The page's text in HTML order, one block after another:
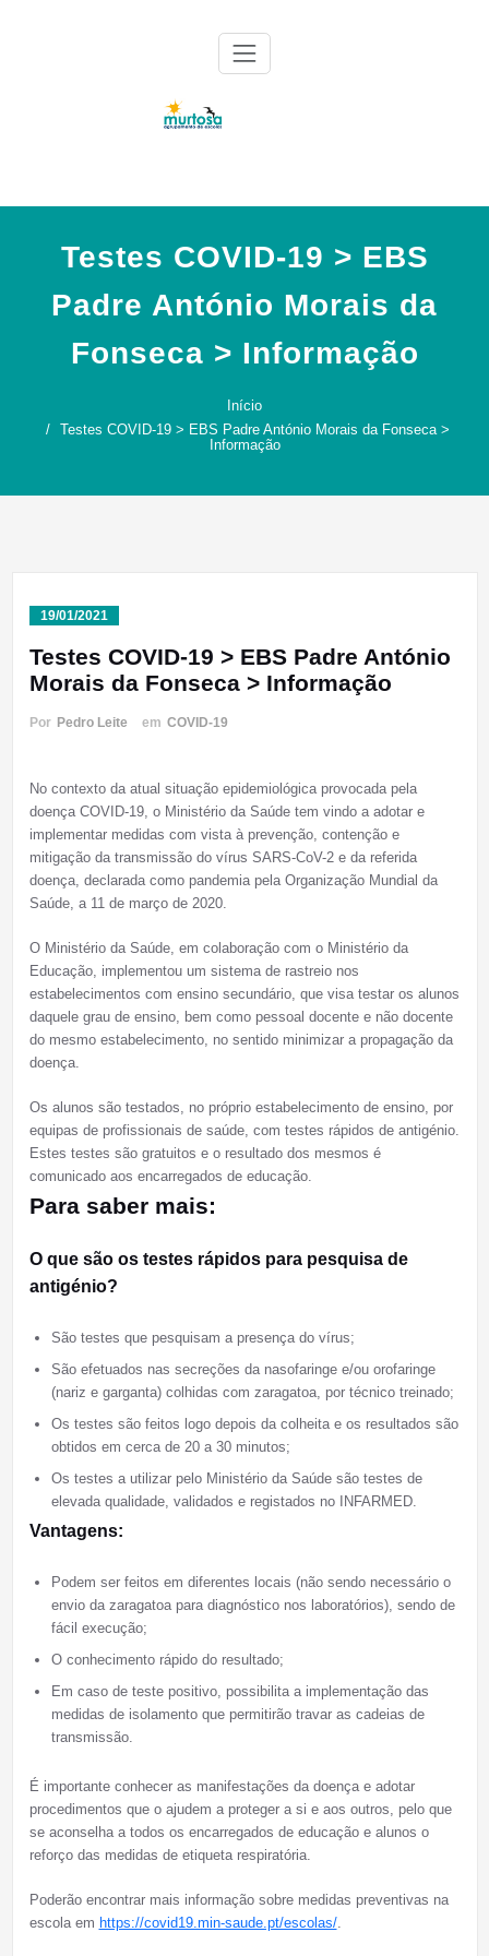
Testes COVID-19 > EBS
Padre António Morais da
Fonseca > Informação
Início
Testes COVID-19 > EBS Padre António Morais da Fonseca >
Informação
19/01/2021
Testes COVID-19 > EBS Padre António
Morais da Fonseca > Informação
Por Pedro Leite em COVID-19
No contexto da atual situação epidemiológica provocada pela
doença COVID-19, o Ministério da Saúde tem vindo a adotar e
implementar medidas com vista à prevenção, contenção e
mitigação da transmissão do vírus SARS-CoV-2 e da referida
doença, declarada como pandemia pela Organização Mundial da
Saúde, a 11 de março de 2020.
O Ministério da Saúde, em colaboração com o Ministério da
Educação, implementou um sistema de rastreio nos
estabelecimentos com ensino secundário, que visa testar os alunos
daquele grau de ensino, bem como pessoal docente e não docente
do mesmo estabelecimento, no sentido minimizar a propagação da
doença.
Os alunos são testados, no próprio estabelecimento de ensino, por
equipas de profissionais de saúde, com testes rápidos de antigénio.
Estes testes são gratuitos e o resultado dos mesmos é
comunicado aos encarregados de educação.
Para saber mais:
O que são os testes rápidos para pesquisa de
antigénio?
São testes que pesquisam a presença do vírus;
São efetuados nas secreções da nasofaringe e/ou orofaringe
(nariz e garganta) colhidas com zaragatoa, por técnico treinado;
Os testes são feitos logo depois da colheita e os resultados são
obtidos em cerca de 20 a 30 minutos;
Os testes a utilizar pelo Ministério da Saúde são testes de
elevada qualidade, validados e registados no INFARMED.
Vantagens:
Podem ser feitos em diferentes locais (não sendo necessário o
envio da zaragatoa para diagnóstico nos laboratórios), sendo de
fácil execução;
O conhecimento rápido do resultado;
Em caso de teste positivo, possibilita a implementação das
medidas de isolamento que permitirão travar as cadeias de
transmissão.
É importante conhecer as manifestações da doença e adotar
procedimentos que o ajudem a proteger a si e aos outros, pelo que
se aconselha a todos os encarregados de educação e alunos o
reforço das medidas de etiqueta respiratória.
Poderão encontrar mais informação sobre medidas preventivas na
escola em https://covid19.min-saude.pt/escolas/.